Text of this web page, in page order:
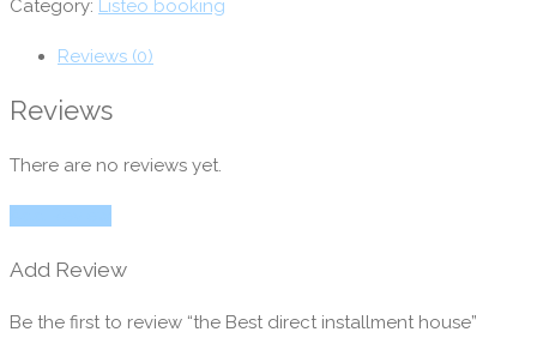
Category: Listeo booking
Reviews (0)
Reviews
There are no reviews yet.
Add Review
Be the first to review “the Best direct installment house”